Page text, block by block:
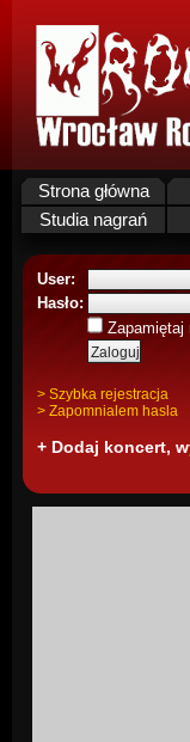
Strona główna
Studia nagrań
User:
Hasło:
Zapamiętaj
> Szybka rejestracja
> Zapomnialem hasla
+ Dodaj koncert,